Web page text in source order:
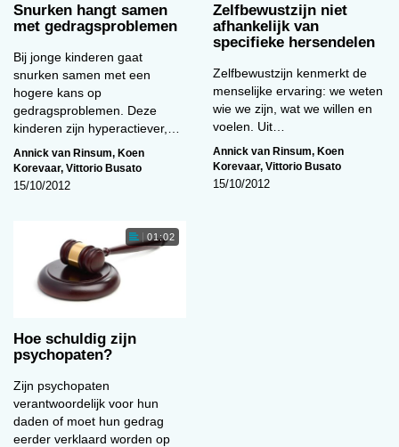
Snurken hangt samen
met gedragsproblemen
Bij jonge kinderen gaat
snurken samen met een
hogere kans op
gedragsproblemen. Deze
kinderen zijn hyperactiever,…
Annick van Rinsum, Koen
Korevaar, Vittorio Busato
15/10/2012
Zelfbewustzijn niet
afhankelijk van
specifieke hersendelen
Zelfbewustzijn kenmerkt de
menselijke ervaring: we weten
wie we zijn, wat we willen en
voelen. Uit…
Annick van Rinsum, Koen
Korevaar, Vittorio Busato
15/10/2012
01:02
Hoe schuldig zijn
psychopaten?
Zijn psychopaten
verantwoordelijk voor hun
daden of moet hun gedrag
eerder verklaard worden op